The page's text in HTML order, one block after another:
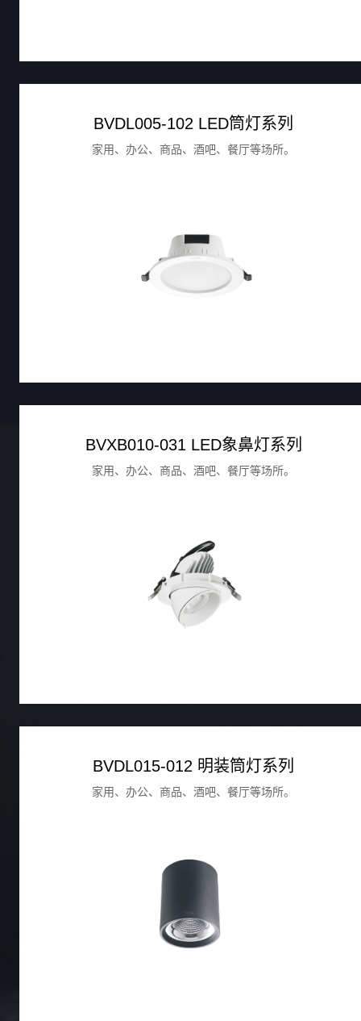
BVDL005-102 LED筒灯系列
家用、办公、商品、酒吧、餐厅等场所。
BVXB010-031 LED象鼻灯系列
家用、办公、商品、酒吧、餐厅等场所。
BVDL015-012 明装筒灯系列
家用、办公、商品、酒吧、餐厅等场所。